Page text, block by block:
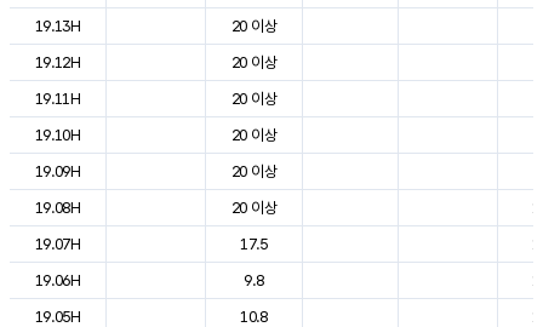
19.13H
20 이상
19.12H
20 이상
19.11H
20 이상
19.10H
20 이상
19.09H
20 이상
19.08H
20 이상
19.07H
17.5
19.06H
9.8
19.05H
10.8